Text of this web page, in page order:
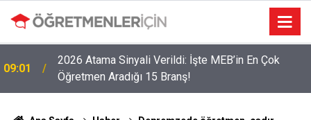
09:01
2026 Atama Sinyali Verildi: İşte MEB’in En Çok
Öğretmen Aradığı 15 Branş!
19:00
LGS Nakillerinde Büyük Risk: Gözde Liselerde